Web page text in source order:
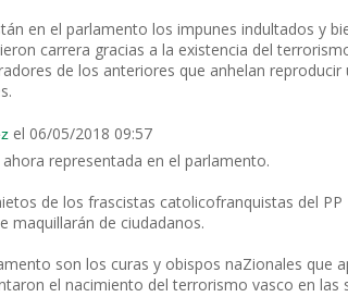
en el parlamento los impunes indultados y
carrera gracias a la existencia del
de los anteriores que anhelan
el 06/05/2018 09:57
representada en el parlamento.
de los frascistas catolicofranquistas del PP
maquillarán de ciudadanos.
son los curas y obispos naZionales que
el nacimiento del terrorismo vasco en las